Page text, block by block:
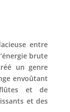
entre
brute
un genre
envoûtant
et de
et des